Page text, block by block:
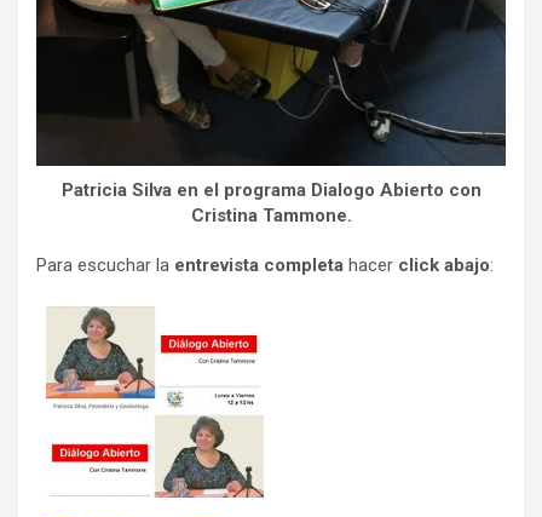
Patricia Silva en el programa Dialogo Abierto con
Cristina Tammone.
Para escuchar la entrevista completa hacer click abajo: